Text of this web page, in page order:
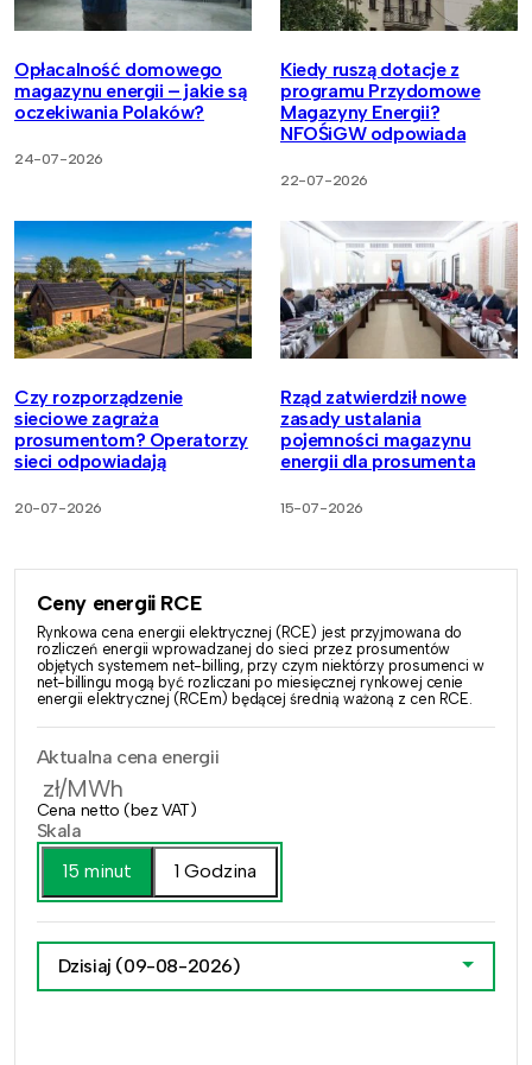
Opłacalność domowego
magazynu energii – jakie są
oczekiwania Polaków?
24-07-2026
Kiedy ruszą dotacje z
programu Przydomowe
Magazyny Energii?
NFOŚiGW odpowiada
22-07-2026
Czy rozporządzenie
sieciowe zagraża
prosumentom? Operatorzy
sieci odpowiadają
20-07-2026
Rząd zatwierdził nowe
zasady ustalania
pojemności magazynu
energii dla prosumenta
15-07-2026
Ceny energii RCE
Rynkowa cena energii elektrycznej (RCE) jest przyjmowana do
rozliczeń energii wprowadzanej do sieci przez prosumentów
objętych systemem net-billing, przy czym niektórzy prosumenci w
net-billingu mogą być rozliczani po miesięcznej rynkowej cenie
energii elektrycznej (RCEm) będącej średnią ważoną z cen RCE.
Aktualna cena energii
zł/MWh
Cena netto (bez VAT)
Skala
15 minut
1 Godzina
Dzisiaj (09-08-2026)